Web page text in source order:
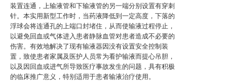
装置连通，上输液管和下输液管的另一端分别设置有穿刺
针。本实用新型工作时，当药液降低到一定高度，下落的
浮球会将连通孔的上端口封堵住，从而使输液过程停止，
以避免回血或气体进入患者静脉血管对患者造成不必要的
伤害。有效地解决了现有输液器因没有设置安全控制装
置，致使患者家属及医护人员常为看护输液而提心吊胆，
以及因回血或进气所导致医疗事故发生的问题，具有积极
的临床推广意义，特别适用于患者输液治疗使用。